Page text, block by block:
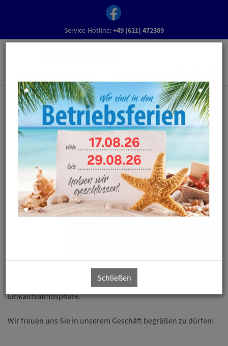
Service-Hotline:+49 (621) 472389
Herzlich Willkommen bei Schuh-
Theurer
Hier finden Sie eine Auswahl unserer Angebote, Mode, News,
Schuhpflegetipps und aktuelle Events!
Da wir nicht alle unsere Modelle in unserem Online-Shop
zeigen können, lohnt es sich
immer persönlich bei uns vorbeizuschauen.
Vor Ort erwartet Sie eine große Auswahl an modischen und
Außerdem fachkundige Mitarbeiter und individuelle Beratung
Genießen Sie eine Tasse Kaffee oder Espresso in entspannter
Einkaufsatmosphäre.
Wir freuen uns Sie in unserem Geschäft begrüßen zu dürfen!
Schließen